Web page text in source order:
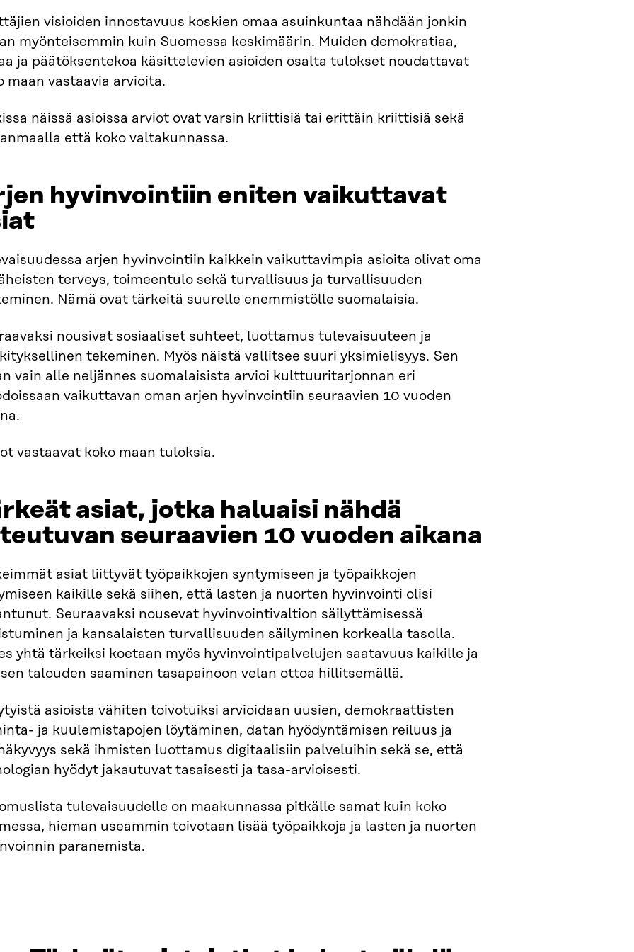
visioiden innostavuus koskien omaa asuinkuntaa nähdään jonkin
myönteisemmin kuin Suomessa keskimäärin. Muiden demokratiaa,
ja päätöksentekoa käsittelevien asioiden osalta tulokset noudattavat
maan vastaavia arvioita.
näissä asioissa arviot ovat varsin kriittisiä tai erittäin kriittisiä sekä
että koko valtakunnassa.​
hyvinvointiin eniten vaikuttavat
arjen hyvinvointiin kaikkein vaikuttavimpia asioita olivat oma
terveys, toimeentulo sekä turvallisuus ja turvallisuuden
Nämä ovat tärkeitä suurelle enemmistölle suomalaisia.
nousivat sosiaaliset suhteet, luottamus tulevaisuuteen ja
tekeminen. Myös näistä vallitsee suuri yksimielisyys. Sen
vain alle neljännes suomalaisista arvioi kulttuuritarjonnan eri
vaikuttavan oman arjen hyvinvointiin seuraavien 10 vuoden
vastaavat koko maan tuloksia.​
asiat, jotka haluaisi nähdä
seuraavien 10 vuoden aikana​
asiat liittyvät työpaikkojen syntymiseen ja työpaikkojen
kaikille sekä siihen, että lasten ja nuorten hyvinvointi olisi
Seuraavaksi nousevat hyvinvointivaltion säilyttämisessä
ja kansalaisten turvallisuuden säilyminen korkealla tasolla.
yhtä tärkeiksi koetaan myös hyvinvointipalvelujen saatavuus kaikille ja
talouden saaminen tasapainoon velan ottoa hillitsemällä.
asioista vähiten toivotuiksi arvioidaan uusien, demokraattisten
ja kuulemistapojen löytäminen, datan hyödyntämisen reiluus ja
sekä ihmisten luottamus digitaalisiin palveluihin sekä se, että
hyödyt jakautuvat tasaisesti ja tasa-arvioisesti.
tulevaisuudelle on maakunnassa pitkälle samat kuin koko
hieman useammin toivotaan lisää työpaikkoja ja lasten ja nuorten
paranemista.